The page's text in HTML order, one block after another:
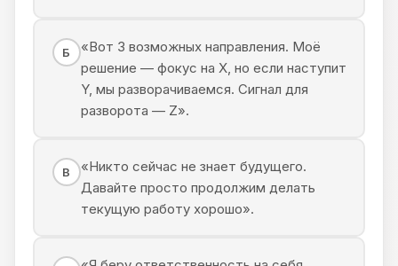
Б
«Вот 3 возможных направления. Моё
решение — фокус на X, но если наступит
Y, мы разворачиваемся. Сигнал для
разворота — Z».
В
«Никто сейчас не знает будущего.
Давайте просто продолжим делать
текущую работу хорошо».